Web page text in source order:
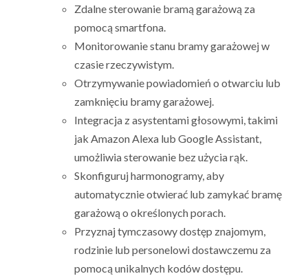
Zdalne sterowanie bramą garażową za
pomocą smartfona.
Monitorowanie stanu bramy garażowej w
czasie rzeczywistym.
Otrzymywanie powiadomień o otwarciu lub
zamknięciu bramy garażowej.
Integracja z asystentami głosowymi, takimi
jak Amazon Alexa lub Google Assistant,
umożliwia sterowanie bez użycia rąk.
Skonfiguruj harmonogramy, aby
automatycznie otwierać lub zamykać bramę
garażową o określonych porach.
Przyznaj tymczasowy dostęp znajomym,
rodzinie lub personelowi dostawczemu za
pomocą unikalnych kodów dostępu.